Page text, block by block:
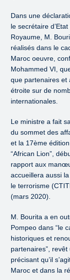
Dans une
le secrétaire
Royaume, M.
réalisés dans le
Maroc oeuvre,
Mohammed VI,
que partenaires et
étroite sur de
internationales.
Le ministre a fait
du sommet des
et la 17ème
“African Lion”,
rapport aux
accueillera aussi
le terrorisme
(mars 2020).
M. Bourita a en
Pompeo dans “le
historiques et
partenaires”,
précisant qu’il
Maroc et dans la